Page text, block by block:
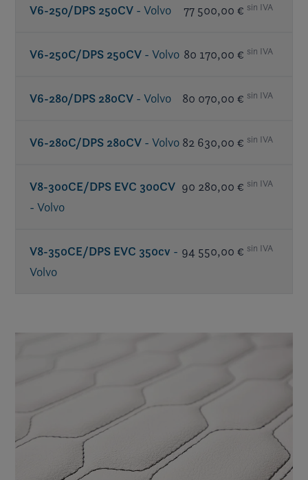
V6-250/DPS 250CV - Volvo 77 500,00 € sin IVA
V6-250C/DPS 250CV - Volvo 80 170,00 € sin IVA
V6-280/DPS 280CV - Volvo 80 070,00 € sin IVA
V6-280C/DPS 280CV - Volvo 82 630,00 € sin IVA
V8-300CE/DPS EVC 300CV
- Volvo
90 280,00 € sin IVA
V8-350CE/DPS EVC 350cv -
Volvo
94 550,00 € sin IVA